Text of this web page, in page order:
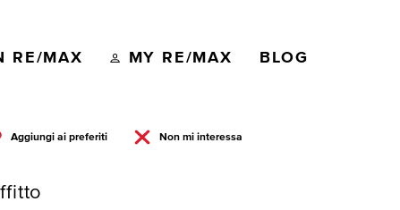
RE/MAX MY RE/MAX BLOG
Aggiungi ai preferiti Non mi interessa